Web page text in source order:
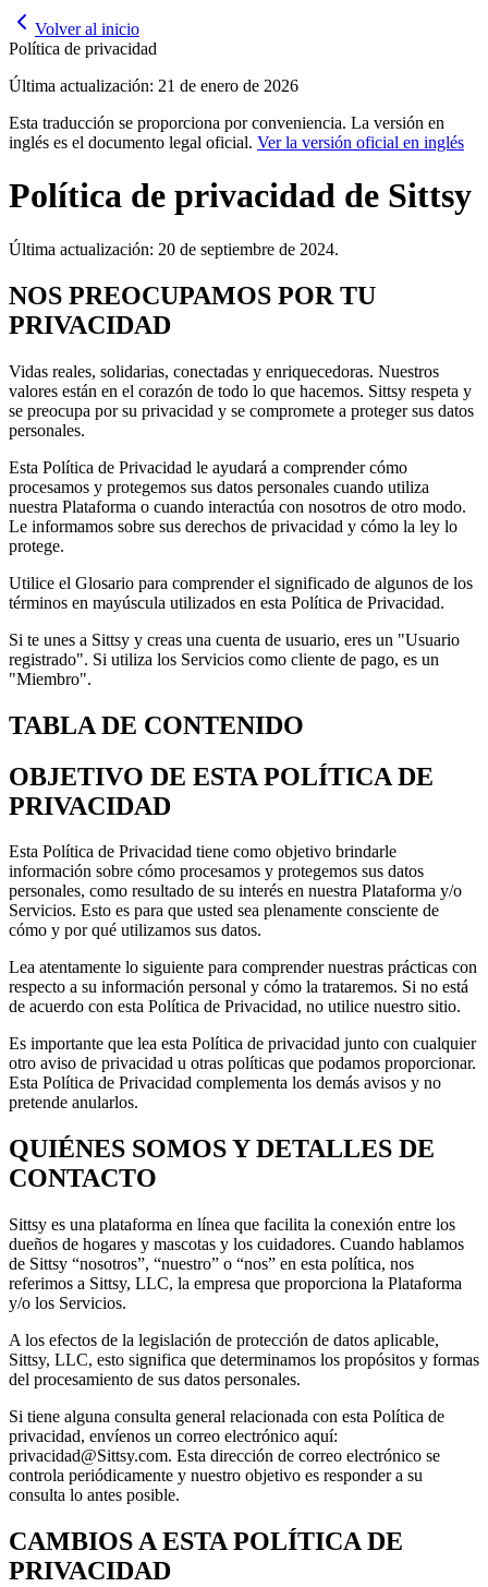
Volver al inicio
Política de privacidad
Última actualización: 21 de enero de 2026
Esta traducción se proporciona por conveniencia. La versión en
inglés es el documento legal oficial. Ver la versión oficial en inglés
Política de privacidad de Sittsy
Última actualización: 20 de septiembre de 2024.
NOS PREOCUPAMOS POR TU
PRIVACIDAD
Vidas reales, solidarias, conectadas y enriquecedoras. Nuestros
valores están en el corazón de todo lo que hacemos. Sittsy respeta y
se preocupa por su privacidad y se compromete a proteger sus datos
personales.
Esta Política de Privacidad le ayudará a comprender cómo
procesamos y protegemos sus datos personales cuando utiliza
nuestra Plataforma o cuando interactúa con nosotros de otro modo.
Le informamos sobre sus derechos de privacidad y cómo la ley lo
protege.
Utilice el Glosario para comprender el significado de algunos de los
términos en mayúscula utilizados en esta Política de Privacidad.
Si te unes a Sittsy y creas una cuenta de usuario, eres un "Usuario
registrado". Si utiliza los Servicios como cliente de pago, es un
"Miembro".
TABLA DE CONTENIDO
OBJETIVO DE ESTA POLÍTICA DE
PRIVACIDAD
Esta Política de Privacidad tiene como objetivo brindarle
información sobre cómo procesamos y protegemos sus datos
personales, como resultado de su interés en nuestra Plataforma y/o
Servicios. Esto es para que usted sea plenamente consciente de
cómo y por qué utilizamos sus datos.
Lea atentamente lo siguiente para comprender nuestras prácticas con
respecto a su información personal y cómo la trataremos. Si no está
de acuerdo con esta Política de Privacidad, no utilice nuestro sitio.
Es importante que lea esta Política de privacidad junto con cualquier
otro aviso de privacidad u otras políticas que podamos proporcionar.
Esta Política de Privacidad complementa los demás avisos y no
pretende anularlos.
QUIÉNES SOMOS Y DETALLES DE
CONTACTO
Sittsy es una plataforma en línea que facilita la conexión entre los
dueños de hogares y mascotas y los cuidadores. Cuando hablamos
de Sittsy “nosotros”, “nuestro” o “nos” en esta política, nos
referimos a Sittsy, LLC, la empresa que proporciona la Plataforma
y/o los Servicios.
A los efectos de la legislación de protección de datos aplicable,
Sittsy, LLC, esto significa que determinamos los propósitos y formas
del procesamiento de sus datos personales.
Si tiene alguna consulta general relacionada con esta Política de
privacidad, envíenos un correo electrónico aquí:
privacidad@Sittsy.com. Esta dirección de correo electrónico se
controla periódicamente y nuestro objetivo es responder a su
consulta lo antes posible.
CAMBIOS A ESTA POLÍTICA DE
PRIVACIDAD